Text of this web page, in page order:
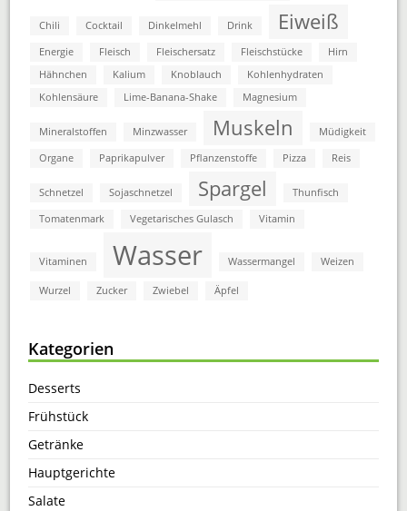
Chili Cocktail Dinkelmehl Drink Eiweiß
Energie Fleisch Fleischersatz Fleischstücke
Hirn
Hähnchen
Kalium Knoblauch
Kohlenhydraten
Kohlensäure
Lime-Banana-Shake Magnesium
Mineralstoffen Minzwasser Muskeln Müdigkeit
Organe Paprikapulver Pflanzenstoffe Pizza Reis
Schnetzel Sojaschnetzel Spargel Thunfisch
Tomatenmark Vegetarisches Gulasch Vitamin
Vitaminen Wasser Wassermangel Weizen
Wurzel Zucker Zwiebel Äpfel
Kategorien
Desserts
Frühstück
Getränke
Hauptgerichte
Salate